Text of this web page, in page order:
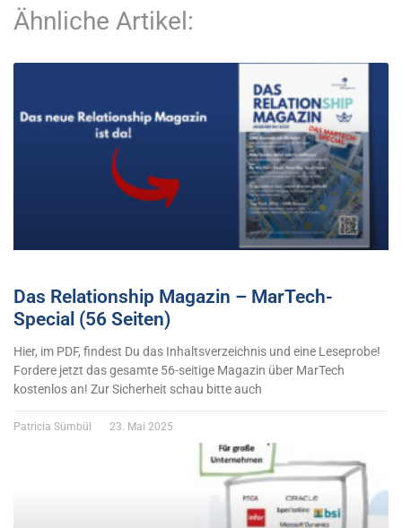
Ähnliche Artikel:
Das Relationship Magazin – MarTech-
Special (56 Seiten)
Hier, im PDF, findest Du das Inhaltsverzeichnis und eine Leseprobe!
Fordere jetzt das gesamte 56-seitige Magazin über MarTech
kostenlos an! Zur Sicherheit schau bitte auch
Patricia Sümbül 23. Mai 2025